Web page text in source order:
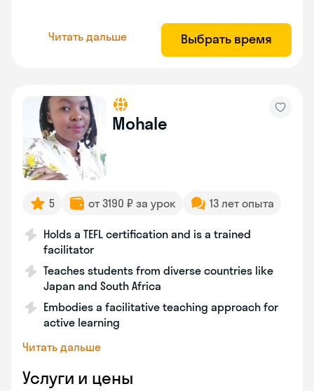
Читать дальше Выбрать время
Mohale
5 от 3190 ₽ за урок 13 лет опыта
Holds a TEFL certification and is a trained
facilitator
Teaches students from diverse countries like
Japan and South Africa
Embodies a facilitative teaching approach for
active learning
Читать дальше
Услуги и цены